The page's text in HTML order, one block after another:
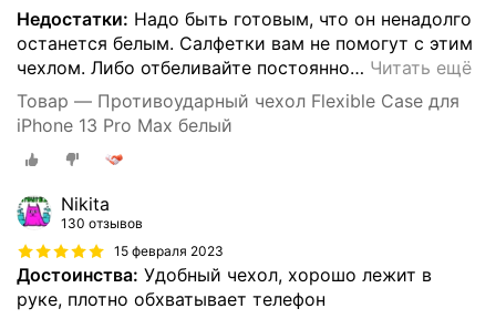
Недостатки: Надо быть готовым, что он ненадолго
останется белым. Салфетки вам не помогут с этим
чехлом. Либо отбеливайте постоянно… Читать ещё
Товар — Противоударный чехол Flexible Case для
iPhone 13 Pro Max белый
Nikita
130 отзывов
15 февраля 2023
Достоинства: Удобный чехол, хорошо лежит в
руке, плотно обхватывает телефон